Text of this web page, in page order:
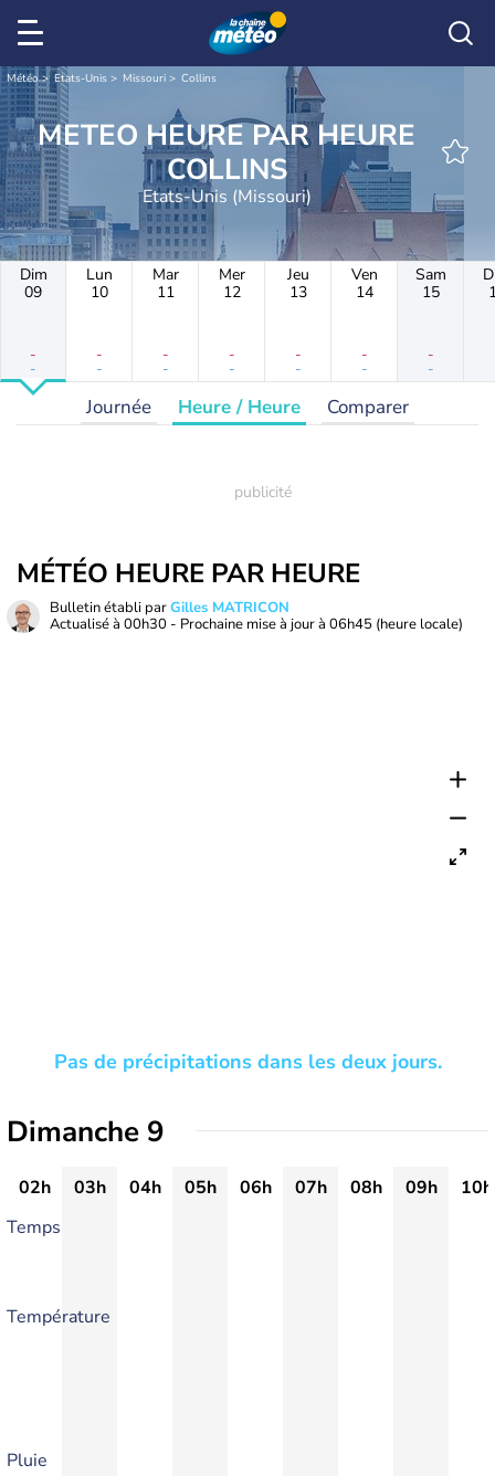
Météo Etats-Unis Missouri Collins
METEO HEURE PAR HEURE
COLLINS
Etats-Unis (Missouri)
Dim
09
-
-
Lun
10
-
-
Mar
11
-
-
Mer
12
-
-
Jeu
13
-
-
Ven
14
-
-
Sam
15
-
-
Journée Heure / Heure Comparer
MÉTÉO HEURE PAR HEURE
Bulletin établi parGilles MATRICON
Actualisé à 00h30 - Prochaine mise à jour à 06h45 (heure locale)
Pas de précipitations dans les deux jours.
Dimanche 9
02h 03h 04h 05h 06h 07h 08h 09h
10h
Temps
Température
Pluie